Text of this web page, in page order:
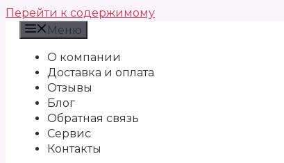
Перейти к содержимому
Меню
О компании
Доставка и оплата
Отзывы
Блог
Обратная связь
Сервис
Контакты